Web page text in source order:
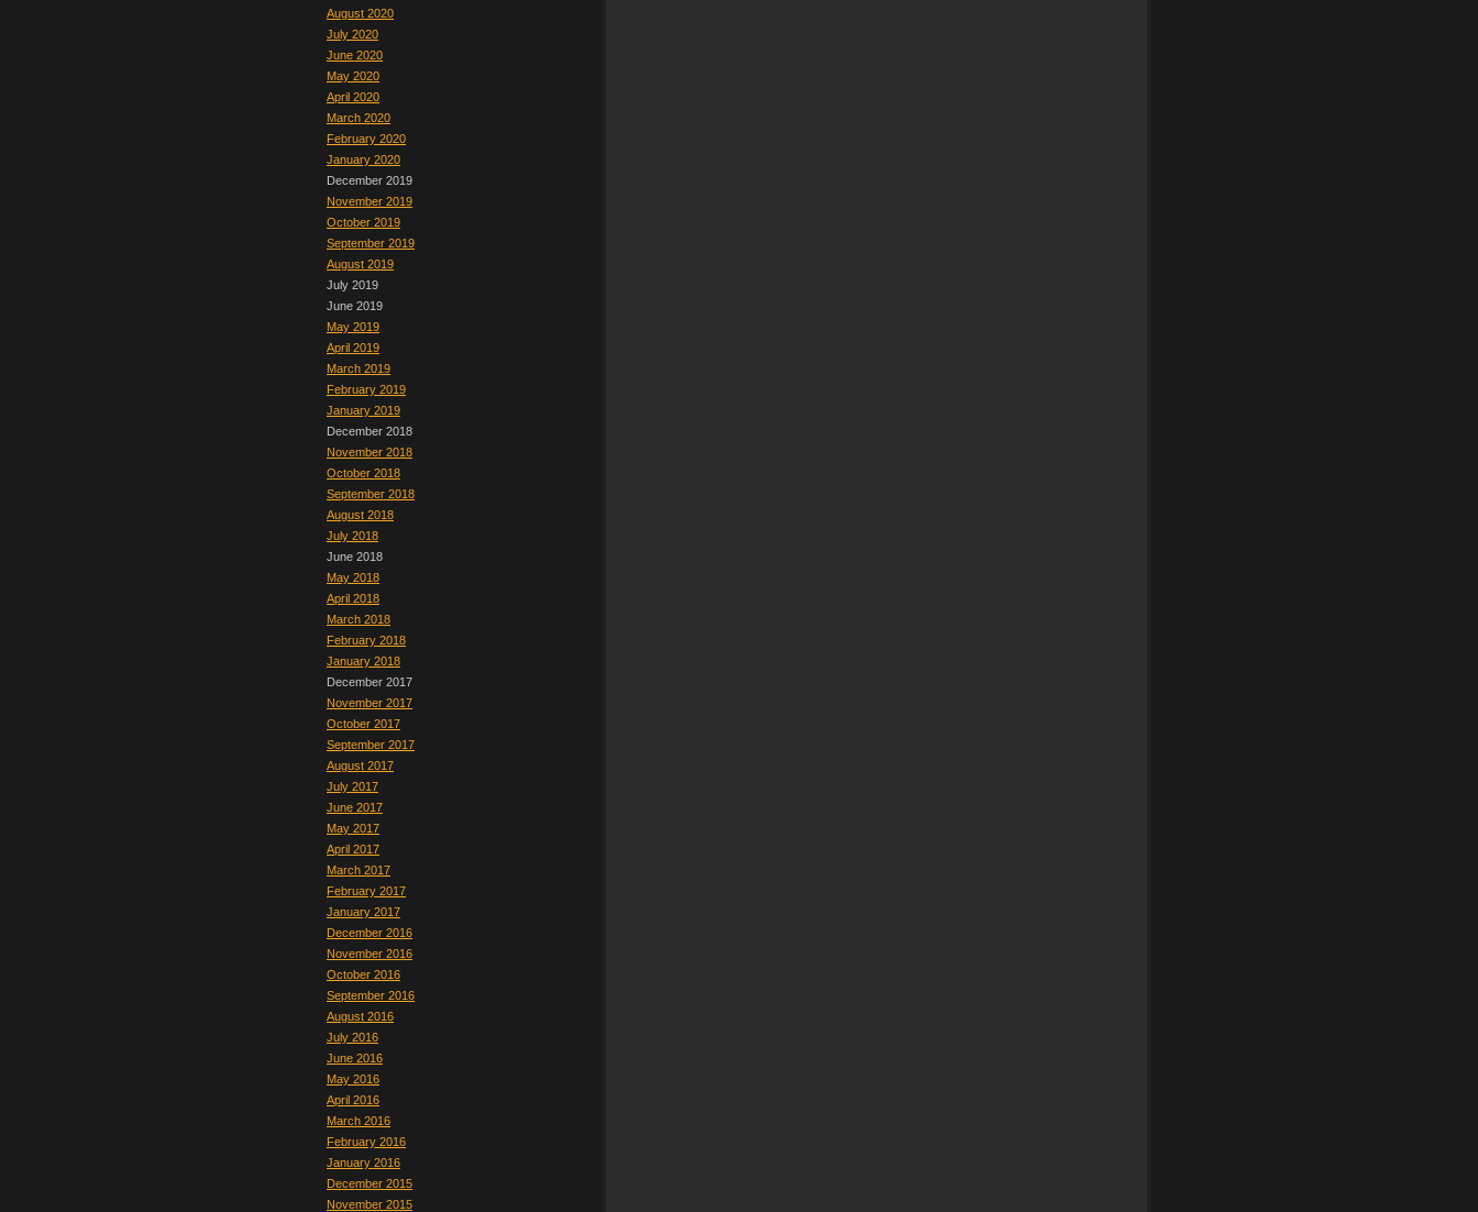
August 2020
July 2020
June 2020
May 2020
April 2020
March 2020
February 2020
January 2020
December 2019
November 2019
October 2019
September 2019
August 2019
July 2019
June 2019
May 2019
April 2019
March 2019
February 2019
January 2019
December 2018
November 2018
October 2018
September 2018
August 2018
July 2018
June 2018
May 2018
April 2018
March 2018
February 2018
January 2018
December 2017
November 2017
October 2017
September 2017
August 2017
July 2017
June 2017
May 2017
April 2017
March 2017
February 2017
January 2017
December 2016
November 2016
October 2016
September 2016
August 2016
July 2016
June 2016
May 2016
April 2016
March 2016
February 2016
January 2016
December 2015
November 2015